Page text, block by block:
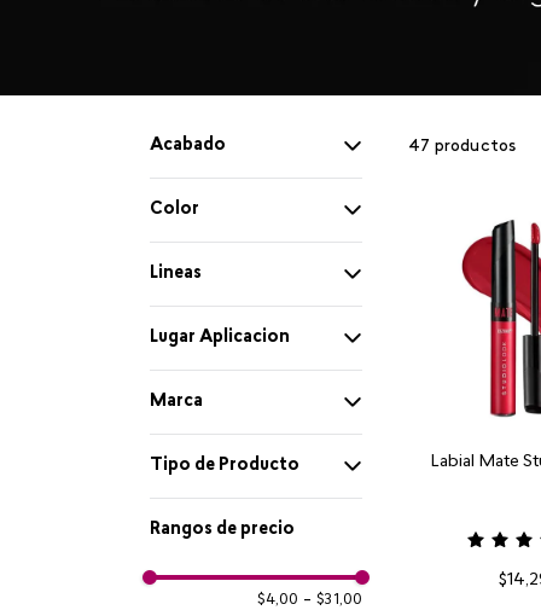
Acabado
Mate
Brillante
Color
Deep Red
Burgundy
Rosé Nude
Watermelon
Sangría
Moreno
Lineas
Studio Look
Lugar Aplicacion
Rostro
Ojos
Marca
Cyzone
Tipo de Producto
Base
Sombra de ojos
Rangos de precio
$4,00 – $31,00
47 productos
Labial Mate
$14,